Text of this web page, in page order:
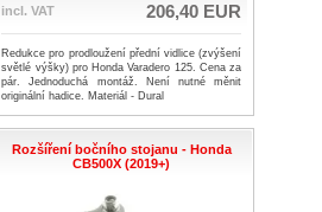
incl. VAT 206,40 EUR
Redukce pro prodloužení přední vidlice (zvýšení
světlé výšky) pro Honda Varadero 125. Cena za
pár. Jednoduchá montáž. Není nutné měnit
originální hadice. Materiál - Dural
Rozšíření bočního stojanu - Honda
CB500X (2019+)